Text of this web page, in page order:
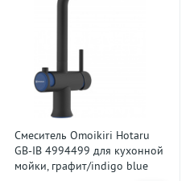
Смеситель Omoikiri Hotaru
GB-IB 4994499 для кухонной
мойки, графит/indigo blue